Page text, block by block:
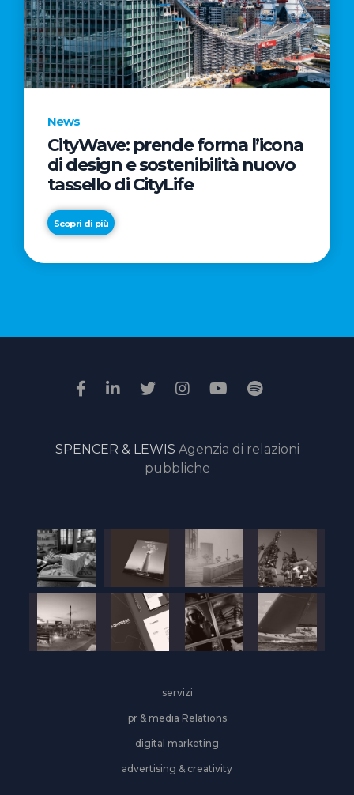
News
CityWave: prende forma l’icona
di design e sostenibilità nuovo
tassello di CityLife
Scopri di più
News
“Passione
il
della
giuria
online
SPENCER & LEWIS Agenzia di relazioni
pubbliche
servizi
pr & media Relations
digital marketing
advertising & creativity